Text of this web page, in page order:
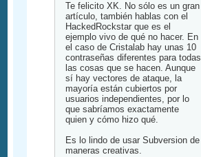
Te felicito XK. No sólo es un gran
artículo, también hablas con el
HackedRockstar que es el
ejemplo vivo de qué no hacer. En
el caso de Cristalab hay unas 10
contraseñas diferentes para todas
las cosas que se hacen. Aunque
sí hay vectores de ataque, la
mayoría están cubiertos por
usuarios independientes, por lo
que sabríamos exactamente
quien y cómo hizo qué.
Es lo lindo de usar Subversion de
maneras creativas.